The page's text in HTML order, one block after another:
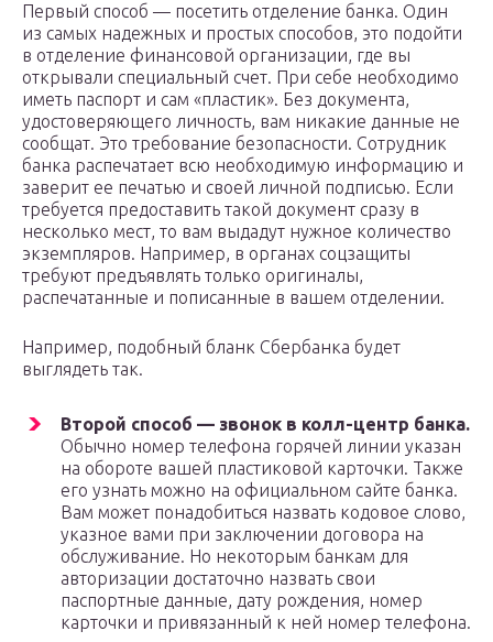
Первый способ — посетить отделение банка. Один
из самых надежных и простых способов, это подойти
в отделение финансовой организации, где вы
открывали специальный счет. При себе необходимо
иметь паспорт и сам «пластик». Без документа,
удостоверяющего личность, вам никакие данные не
сообщат. Это требование безопасности. Сотрудник
банка распечатает всю необходимую информацию и
заверит ее печатью и своей личной подписью. Если
требуется предоставить такой документ сразу в
несколько мест, то вам выдадут нужное количество
экземпляров. Например, в органах соцзащиты
требуют предъявлять только оригиналы,
распечатанные и пописанные в вашем отделении.
Например, подобный бланк Сбербанка будет
выглядеть так.
Второй способ — звонок в колл-центр банка.
Обычно номер телефона горячей линии указан
на обороте вашей пластиковой карточки. Также
его узнать можно на официальном сайте банка.
Вам может понадобиться назвать кодовое слово,
указное вами при заключении договора на
обслуживание. Но некоторым банкам для
авторизации достаточно назвать свои
паспортные данные, дату рождения, номер
карточки и привязанный к ней номер телефона.